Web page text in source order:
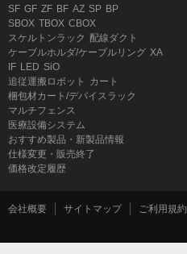
SF GF ZF BF AZ SP BP
SBOX TBOX CBOX
スケルトンラック 配線ダクト
ケーブルホルダ/ケーブルリング XA
IF LED SiO
追従運搬ロボット
カート
梱包材カート/デバイスラック
マルチフェンス
医療設備システム
おすすめ製品・新製品情報
仕様変更・販売終了
価格改定履歴
会社概要 サイトマップ ご利用規約